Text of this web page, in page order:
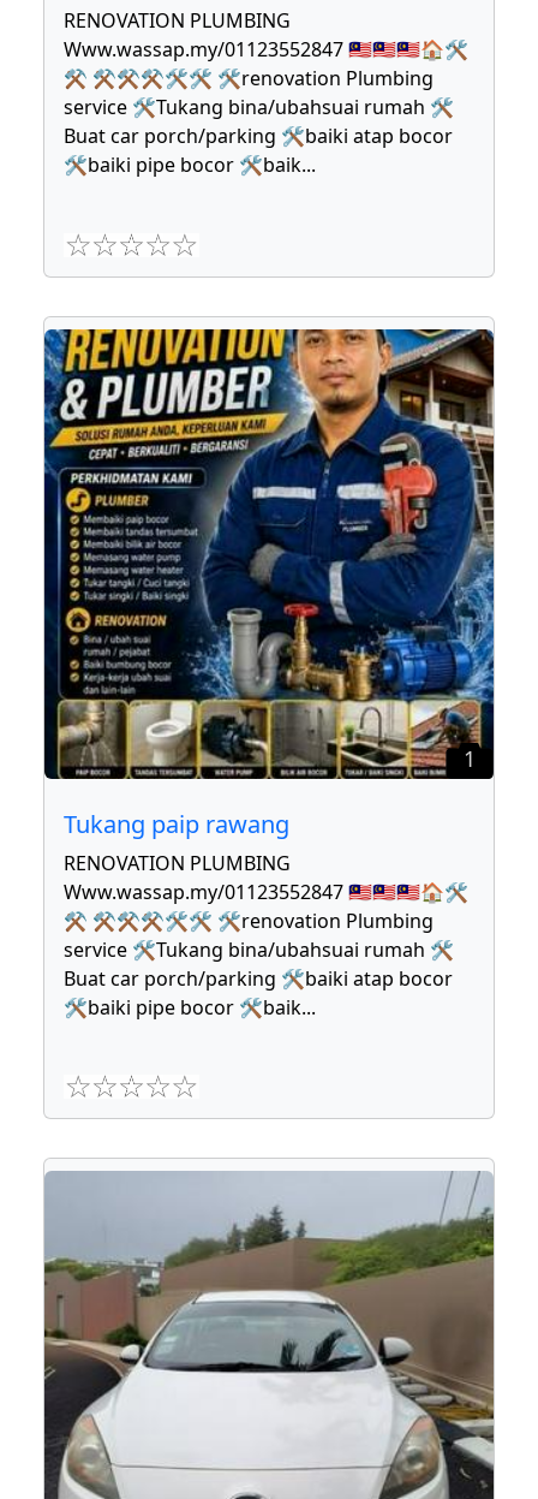
RENOVATION PLUMBING
Www.wassap.my/01123552847 🇲🇾🇲🇾🇲🇾🏠🛠
⚒ ⚒⚒⚒🛠🛠 🛠renovation Plumbing
service 🛠Tukang bina/ubahsuai rumah 🛠
Buat car porch/parking 🛠baiki atap bocor
🛠baiki pipe bocor 🛠baik...
1
Tukang paip rawang
RENOVATION PLUMBING
Www.wassap.my/01123552847 🇲🇾🇲🇾🇲🇾🏠🛠
⚒ ⚒⚒⚒🛠🛠 🛠renovation Plumbing
service 🛠Tukang bina/ubahsuai rumah 🛠
Buat car porch/parking 🛠baiki atap bocor
🛠baiki pipe bocor 🛠baik...